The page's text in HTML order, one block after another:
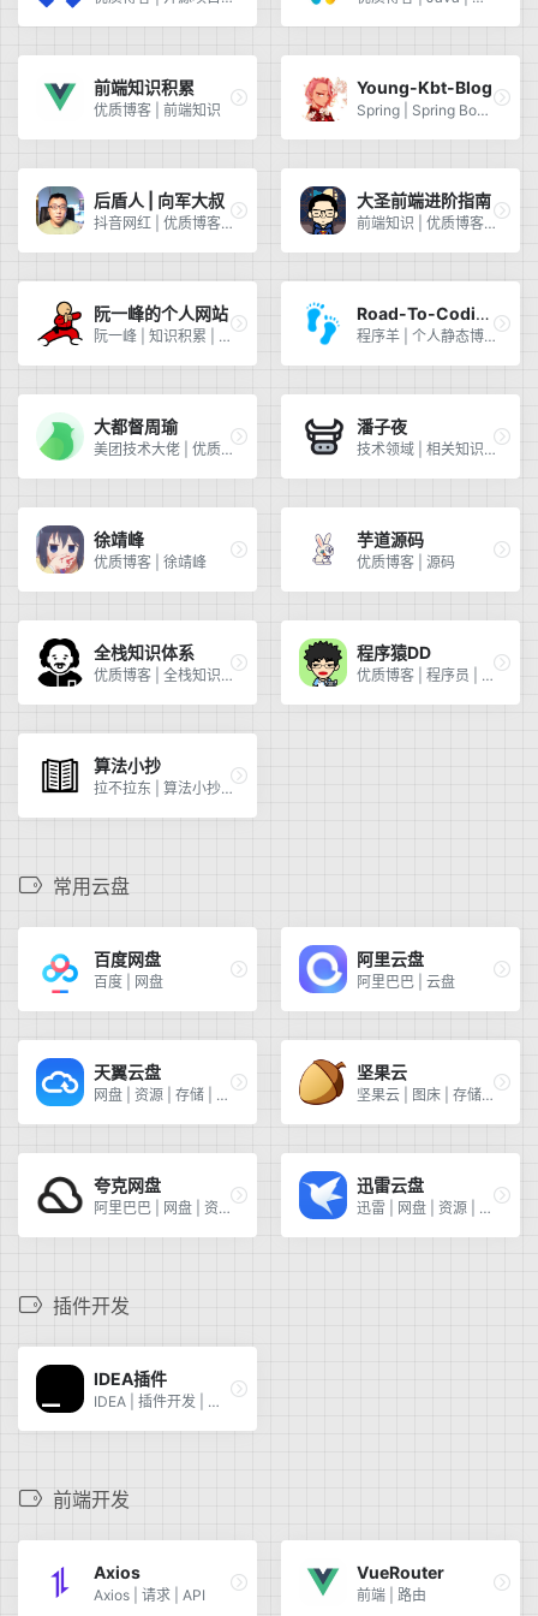
前端知识积累
优质博客 | 前端知识
Young-Kbt-Blog
Spring | Spring Boot | Java | 前端
后盾人 | 向军大叔
抖音网红 | 优质博客 | 早起学习 | 前端知识
大圣前端进阶指南
前端知识 | 优质博客 | 大圣
阮一峰的个人网站
阮一峰 | 知识积累 | 技术教程 | 最新资讯
Road-To-Coding
程序羊 | 个人静态博客 | 技术大佬 | 学习资源聚合
大都督周瑜
美团技术大佬 | 优质博客 | 语雀 | 高质量
潘子夜
技术领域 | 相关知识 | 开源项目 | 学习资料
徐靖峰
优质博客 | 徐靖峰
芋道源码
优质博客 | 源码
全栈知识体系
优质博客 | 全栈知识体系
程序猿DD
优质博客 | 程序员 | 知识积累
算法小抄
拉不拉东 | 算法小抄 | 框架解题 | 数据结构
常用云盘
百度网盘
百度 | 网盘
阿里云盘
阿里巴巴 | 云盘
天翼云盘
网盘 | 资源 | 存储 | 云盘
坚果云
坚果云 | 图床 | 存储 | 资源 | 网盘
夸克网盘
阿里巴巴 | 网盘 | 资源 | 存储
迅雷云盘
迅雷 | 网盘 | 资源 | 存储
插件开发
IDEA插件
IDEA | 插件开发 | 官方文档
前端开发
Axios
Axios | 请求 | API
VueRouter
前端 | 路由